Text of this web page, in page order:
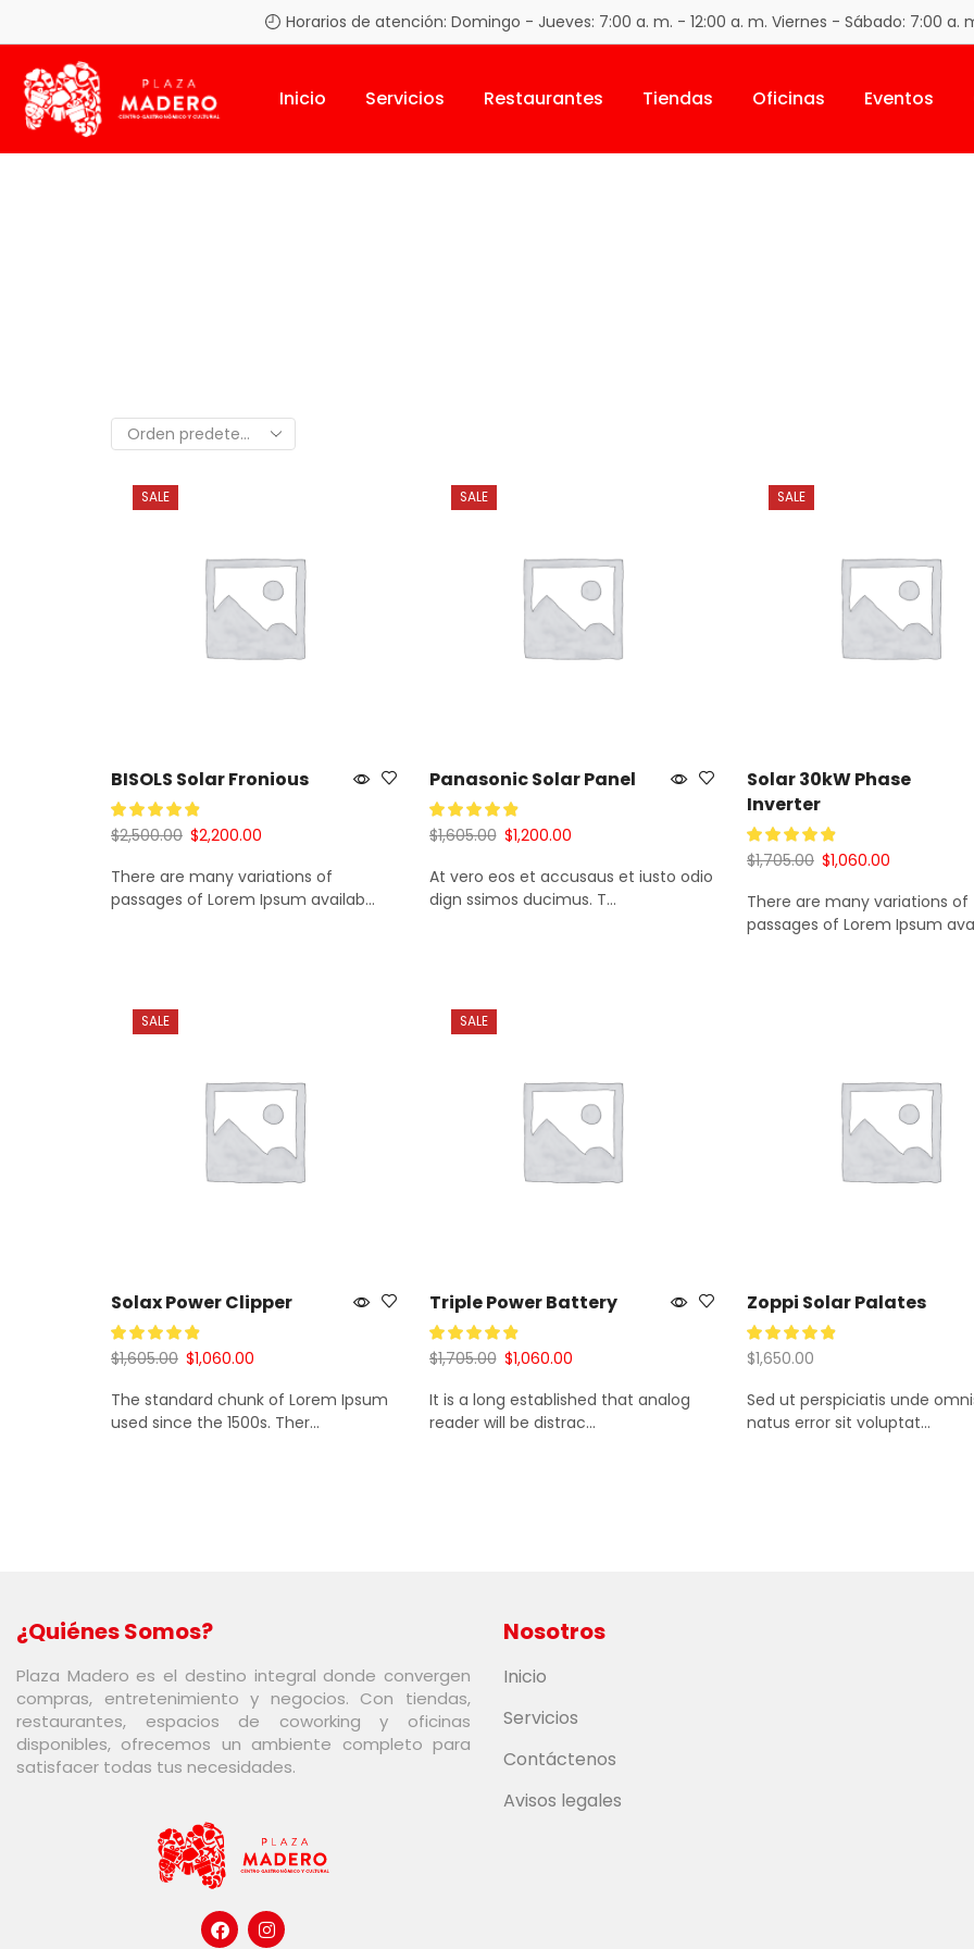
Horarios de atención: Domingo - Jueves: 7:00 a. m. - 12:00 a. m. Viernes - Sábado: 7:00 a.
Inicio Servicios Restaurantes Tiendas Oficinas Eventos
SALE
BISOLS Solar Fronious
$2,500.00 $2,200.00
Añadir Al Carrito
There are many variations of
passages of Lorem Ipsum availab...
SALE
Panasonic Solar Panel
$1,605.00 $1,200.00
Añadir Al Carrito
At vero eos et accusaus et iusto odio
dign ssimos ducimus. T...
SALE
Solar 30kW Phase
Inverter
$1,705.00 $1,060.00
Añadir Al Carrito
There are many variations of
passages of Lorem Ipsum
SALE
Solax Power Clipper
$1,605.00 $1,060.00
Añadir Al Carrito
The standard chunk of Lorem Ipsum
used since the 1500s. Ther...
SALE
Triple Power Battery
$1,705.00 $1,060.00
Añadir Al Carrito
It is a long established that analog
reader will be distrac...
Zoppi Solar Palates
$1,650.00
Añadir Al Carrito
Sed ut perspiciatis unde
natus error sit voluptat...
¿Quiénes Somos?
Plaza Madero es el destino integral donde convergen
compras, entretenimiento y negocios. Con tiendas,
restaurantes, espacios de coworking y oficinas
disponibles, ofrecemos un ambiente completo para
satisfacer todas tus necesidades.
Nosotros
Inicio
Servicios
Contáctenos
Avisos legales